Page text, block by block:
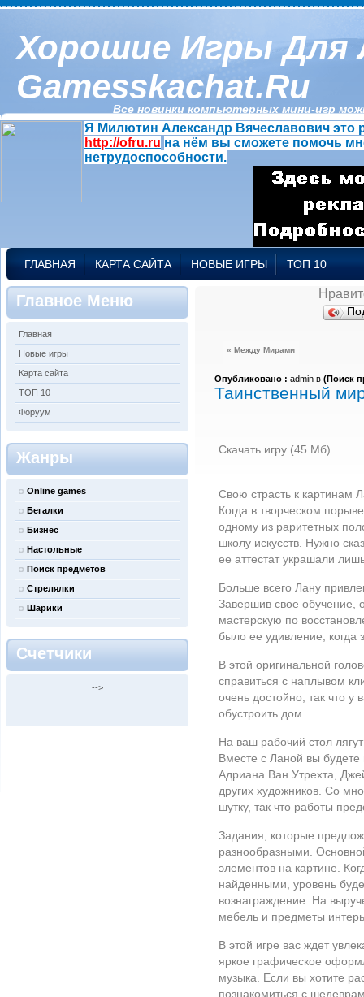
Хорошие Игры Для
Gamesskachat.ru
Все новинки компьютерных мини-игр
Я Милютин Александр Вячеславович это
http://ofru.ru на нём вы сможете помочь
нетрудоспособности.
ГЛАВНАЯ КАРТА САЙТА НОВЫЕ ИГРЫ ТОП 10
Главное Меню
Главная
Новые игры
Карта сайта
ТОП 10
Форуум
Жанры
Online games
Бегалки
Бизнес
Настольные
Поиск предметов
Стрелялки
Шарики
Счетчики
-->
« Между Мирами
Опубликовано : admin в (Поиск
Таинственный
Скачать игру (45 Мб)
Свою страсть к картинам
Когда в творческом
одному из раритетных
школу искусств. Нужно
ее аттестат украшали
Больше всего Лану
Завершив свое обучение,
мастерскую по
было ее удивление, когда
В этой оригинальной
справиться с наплывом
очень достойно, так что у
обустроить дом.
На ваш рабочий стол
Вместе с Ланой вы будете
Адриана Ван Утрехта,
других художников. Со
шутку, так что работы
Задания, которые
разнообразными.
элементов на картине.
найденными, уровень
вознаграждение. На
мебель и предметы
В этой игре вас ждет
яркое графическое
музыка. Если вы хотите
познакомиться с